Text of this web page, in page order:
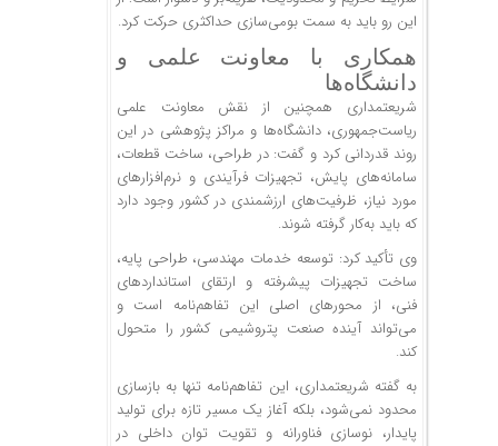
این رو باید به سمت بومی‌سازی حداکثری حرکت کرد.
همکاری با معاونت علمی و
دانشگاه‌ها
شریعتمداری همچنین از نقش معاونت علمی
ریاست‌جمهوری، دانشگاه‌ها و مراکز پژوهشی در این
روند قدردانی کرد و گفت: در طراحی، ساخت قطعات،
سامانه‌های پایش، تجهیزات فرآیندی و نرم‌افزار‌های
مورد نیاز، ظرفیت‌های ارزشمندی در کشور وجود دارد
که باید به‌کار گرفته شوند.
وی تأکید کرد: توسعه خدمات مهندسی، طراحی پایه،
ساخت تجهیزات پیشرفته و ارتقای استاندارد‌های
فنی، از محور‌های اصلی این تفاهم‌نامه است و
می‌تواند آینده صنعت پتروشیمی کشور را متحول
کند.
به گفته شریعتمداری، این تفاهم‌نامه تنها به بازسازی
محدود نمی‌شود، بلکه آغاز یک مسیر تازه برای تولید
پایدار، نوسازی فناورانه و تقویت توان داخلی در